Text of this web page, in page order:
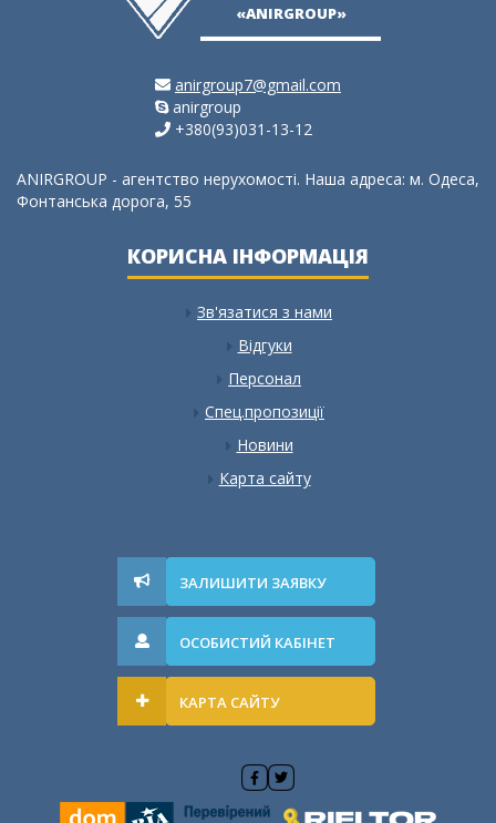
«ANIRGROUP»
anirgroup7@gmail.com
anirgroup
+380(93)031-13-12
ANIRGROUP - агентство нерухомості. Наша адреса: м. Одеса,
Фонтанська дорога, 55
КОРИСНА ІНФОРМАЦІЯ
Зв'язатися з нами
Відгуки
Персонал
Спец.пропозиції
Новини
Карта сайту
ЗАЛИШИТИ ЗАЯВКУ
ОСОБИСТИЙ КАБІНЕТ
КАРТА САЙТУ